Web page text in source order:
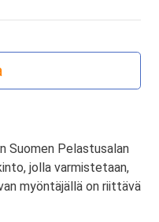
Suomen Pelastusalan
jolla varmistetaan,
myöntäjällä on riittävä